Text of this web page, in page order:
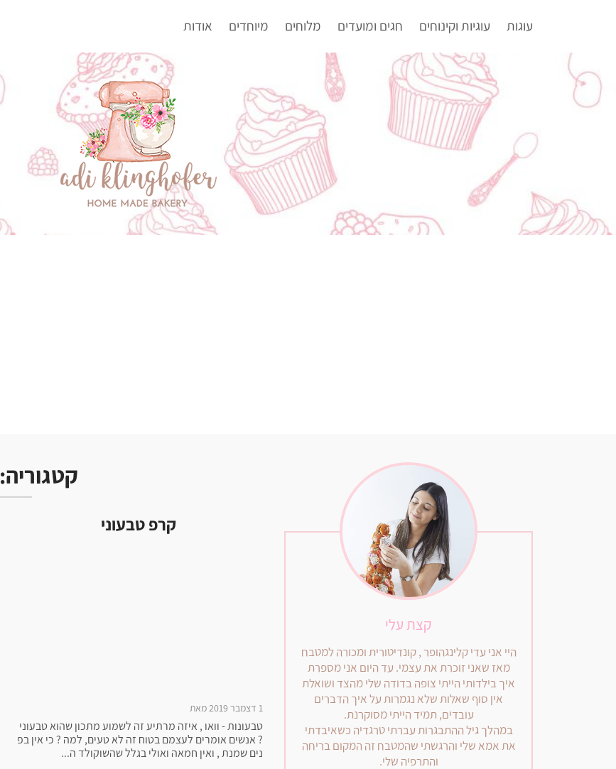
עוגות עוגיות וקינוחים חגים ומועדים מלוחים מיוחדים אודות
קצת עלי
היי אני עדי קלינגהופר , קונדיטורית ומכורה למטבח
מאז שאני זוכרת את עצמי. עד היום אני מספרת
איך בילדותי הייתי צופה בדודה שלי מהצד ושואלת
אין סוף שאלות שלא נגמרות על איך הדברים
עובדים, תמיד הייתי מסוקרנת.
במהלך גיל ההתבגרות עברתי טרגדיה כשאיבדתי
את אמא שלי והרגשתי שהמטבח זה המקום בריחה
והתרפיה שלי.
קטגוריה:
קרפ טבעוני
1 דצמבר 2019 מאת
טבעונות - וואו , איזה מרתיע זה לשמוע מתכון שהוא טבעוני
? אנשים אומרים לעצמם בטוח זה לא טעים, למה ? כי אין בפ
נים שמנת , ואין חמאה ואולי בגלל שהשוקולד ה...